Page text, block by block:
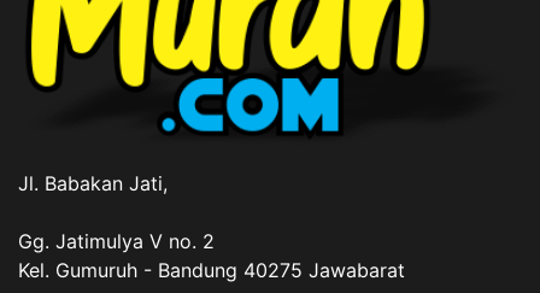
Jl. Babakan Jati,
Gg. Jatimulya V no. 2
Kel. Gumuruh - Bandung 40275 Jawabarat